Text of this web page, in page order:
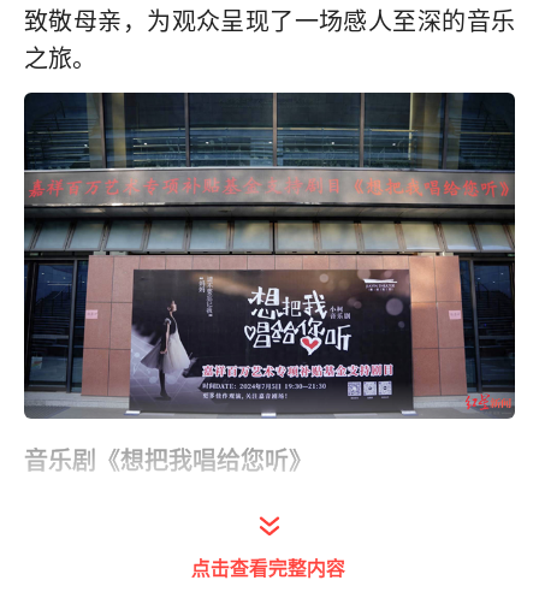
致敬母亲，为观众呈现了一场感人至深的音乐
之旅。
音乐剧《想把我唱给您听》
超级阵容惊艳亮相成都
“夏天的风，我永远记得，清清楚楚地说你爱
点击查看完整内容